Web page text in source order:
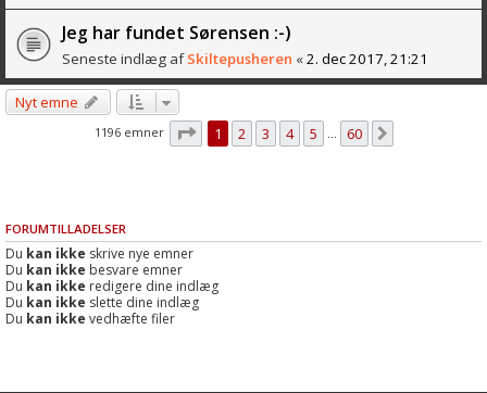
Jeg har fundet Sørensen :-)
Seneste indlæg afSkiltepusheren «2. dec 2017, 21:21
Nyt emne
1196 emner Side af 60
1 2 3 4 5 … 60
FORUMTILLADELSER
Du kan ikke skrive nye emner
Du kan ikke besvare emner
Du kan ikke redigere dine indlæg
Du kan ikke slette dine indlæg
Du kan ikke vedhæfte filer